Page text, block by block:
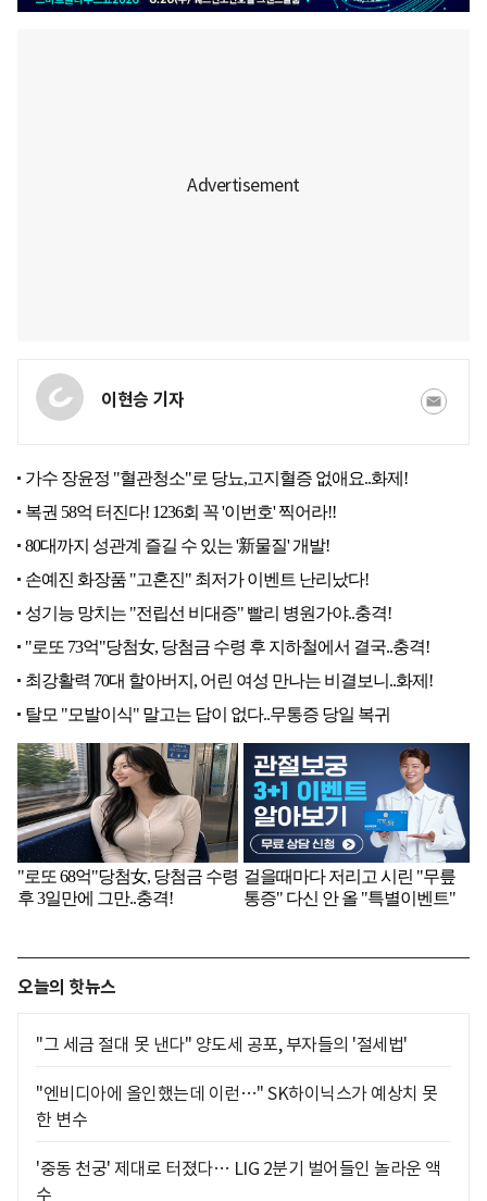
이현승 기자
오늘의 핫뉴스
"그 세금 절대 못 낸다" 양도세 공포, 부자들의 '절세법'
"엔비디아에 올인했는데 이런…" SK하이닉스가 예상치 못
한 변수
'중동 천궁' 제대로 터졌다… LIG 2분기 벌어들인 놀라운 액
수